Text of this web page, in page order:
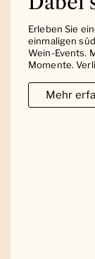
Erleben Sie
einmaligen
Wein-Events.
Momente.
Mehr